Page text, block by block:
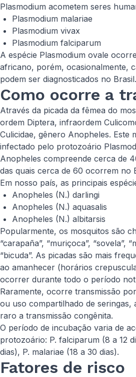
Plasmodium acometem seres
Plasmodium malariae
Plasmodium vivax
Plasmodium falciparum
A espécie Plasmodium ovale
africano, porém, ocasionalmente,
podem ser diagnosticados no Brasil.
Como ocorre a
Através da picada da fêmea do
ordem Diptera, infraordem
Culicidae, gênero Anopheles. Este
infectado pelo protozoário
Anopheles compreende cerca de
das quais cerca de 60 ocorrem no
Em nosso país, as principais
Anopheles (N.) darlingi
Anopheles (N.) aquasalis
Anopheles (N.) albitarsis
Popularmente, os mosquitos são
“carapaña”, “muriçoca”, “sovela”,
“bicuda”. As picadas são mais
ao amanhecer (horários
ocorrer durante todo o período
Raramente, ocorre transmissão
ou uso compartilhado de seringas,
raro a transmissão congênita.
O período de incubação varia de
protozoário: P. falciparum (8 a 12
dias), P. malariae (18 a 30 dias).
Fatores de risco